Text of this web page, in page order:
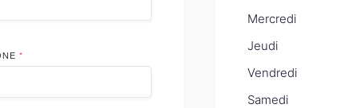
*
Mercredi
Jeudi
Vendredi
Samedi